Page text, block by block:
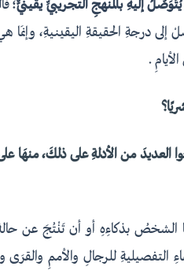
إليهِ بالمنهجِ التجريبيِّ يقينيٌّ؛
درجةِ الحقيقةِ اليقينيةِ،
.
من الأدلةِ على ذلكَ، منهَا
بذكاءِهِ أو أن تَنْتُجَ عن
التفصيليةِ للرجالِ والأممِ والقرَى